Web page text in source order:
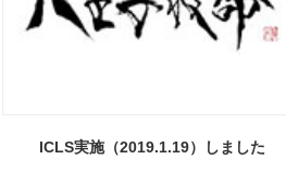
ICLS実施（2019.1.19）しました